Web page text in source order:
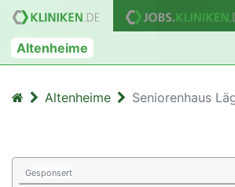
Altenheime
Altenheime Seniorenhaus
Gesponsert